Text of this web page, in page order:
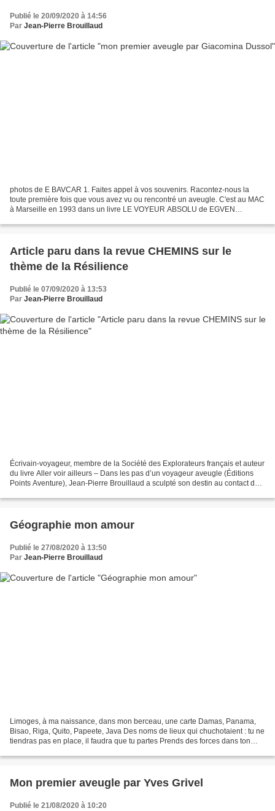
Publié le 20/09/2020 à 14:56
Par Jean-Pierre Brouillaud
photos de E BAVCAR 1. Faites appel à vos souvenirs. Racontez-nous la
toute première fois que vous avez vu ou rencontré un aveugle. C'est au MAC
à Marseille en 1993 dans un livre LE VOYEUR ABSOLU de EGVEN
Article paru dans la revue CHEMINS sur le
thème de la Résilience
Publié le 07/09/2020 à 13:53
Par Jean-Pierre Brouillaud
Écrivain-voyageur, membre de la Société des Explorateurs français et auteur
du livre Aller voir ailleurs – Dans les pas d’un voyageur aveugle (Éditions
Points Aventure), Jean-Pierre Brouillaud a sculpté son destin au contact des
Géographie mon amour
Publié le 27/08/2020 à 13:50
Par Jean-Pierre Brouillaud
Limoges, à ma naissance, dans mon berceau, une carte Damas, Panama,
Bisao, Riga, Quito, Papeete, Java Des noms de lieux qui chuchotaient : tu ne
tiendras pas en place, il faudra que tu partes Prends des forces dans ton
Mon premier aveugle par Yves Grivel
Publié le 21/08/2020 à 10:20